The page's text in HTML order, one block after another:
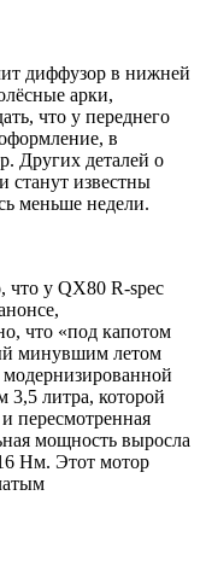
диффузор в нижней
арки,
что у переднего
в
Других деталей о
станут известны
меньше недели.
что у QX80 R-spec
что «под капотом
минувшим летом
3,5 литра, которой
пересмотренная
мощность выросла
Нм. Этот мотор